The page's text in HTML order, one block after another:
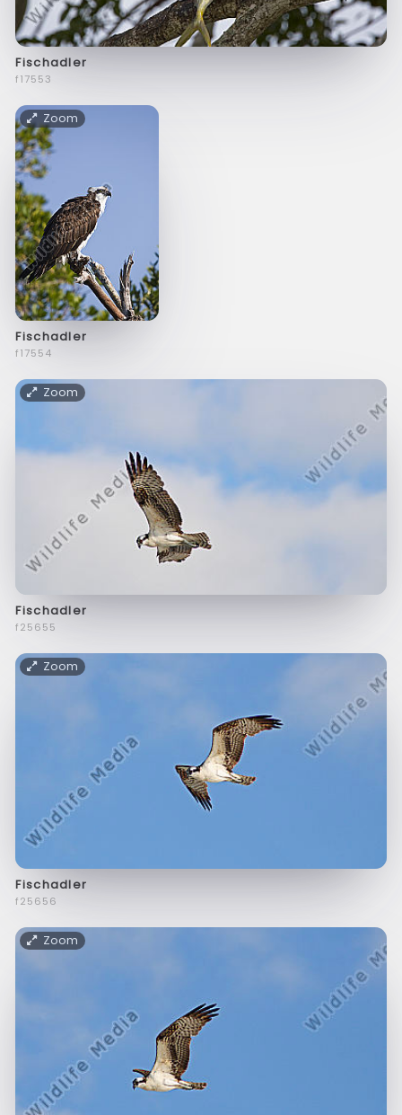
Fischadler
f17553
Zoom
Fischadler
f17554
Zoom
Fischadler
f25655
Zoom
Fischadler
f25656
Zoom